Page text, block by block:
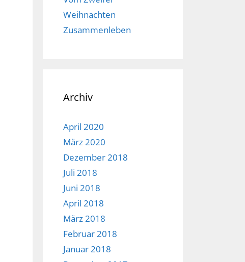
Weihnachten
Zusammenleben
Archiv
April 2020
März 2020
Dezember 2018
Juli 2018
Juni 2018
April 2018
März 2018
Februar 2018
Januar 2018